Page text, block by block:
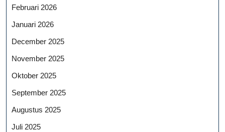
Februari 2026
Januari 2026
December 2025
November 2025
Oktober 2025
September 2025
Augustus 2025
Juli 2025